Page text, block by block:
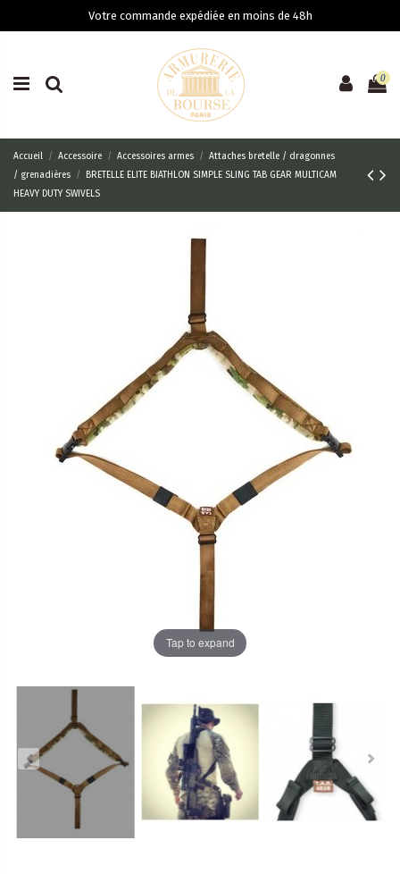
Votre commande expédiée en moins de 48h
0
Accueil Accessoire Accessoires armes
Attaches bretelle / dragonnes
/ grenadières
BRETELLE ELITE BIATHLON SIMPLE SLING TAB GEAR MULTICAM
HEAVY DUTY SWIVELS
Tap to expand